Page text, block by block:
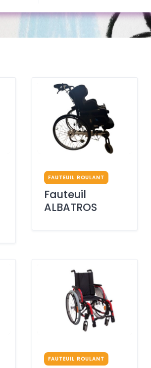
FAUTEUIL ROULANT
Fauteuil
ALBATROS
FAUTEUIL ROULANT